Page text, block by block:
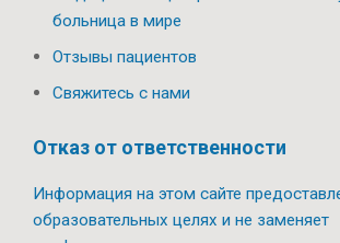
больница в мире
Отзывы пациентов
Свяжитесь с нами
Отказ от ответственности
Информация на этом сайте
образовательных целях и не заменяет